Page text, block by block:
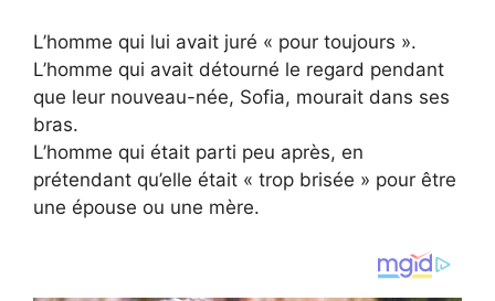
L’homme qui lui avait juré « pour toujours ».
L’homme qui avait détourné le regard pendant
que leur nouveau-née, Sofia, mourait dans ses
bras.
L’homme qui était parti peu après, en
prétendant qu’elle était « trop brisée » pour être
une épouse ou une mère.